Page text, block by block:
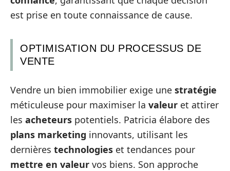
est prise en toute connaissance de cause.
OPTIMISATION DU PROCESSUS DE
VENTE
Vendre un bien immobilier exige une stratégie
méticuleuse pour maximiser la valeur et attirer
les acheteurs potentiels. Patricia élabore des
plans marketing innovants, utilisant les
dernières technologies et tendances pour
mettre en valeur vos biens. Son approche